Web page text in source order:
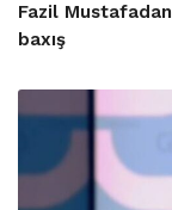
Fazil
baxış